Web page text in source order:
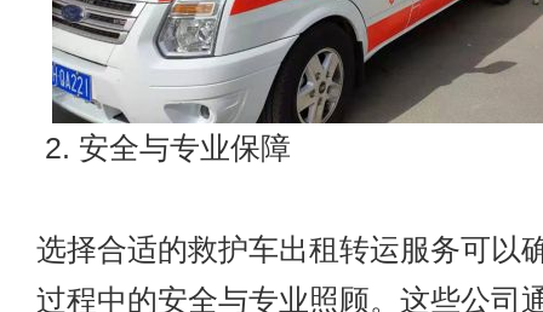
2. 安全与专业保障
选择合适的救护车出租转运服务可以
过程中的安全与专业照顾。这些公司